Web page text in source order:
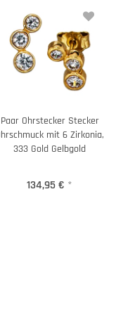
Paar Ohrstecker Stecker
mit 6 Zirkonia,
333 Gold Gelbgold
134,95 € *